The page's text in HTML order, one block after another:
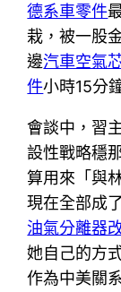
德系車零件
栽，被一股
邊汽車空氣
件小時15分
會談中，習
設性戰略穩
算用來「與
現在全部成
油氣分離器
她自己的方
作為中美關